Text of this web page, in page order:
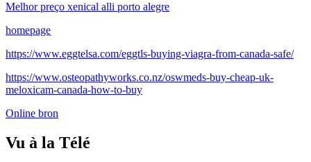
Melhor preço xenical alli porto alegre
homepage
https://www.eggtelsa.com/eggtls-buying-viagra-from-canada-safe/
https://www.osteopathyworks.co.nz/oswmeds-buy-cheap-uk-
meloxicam-canada-how-to-buy
Online bron
Vu à la Télé